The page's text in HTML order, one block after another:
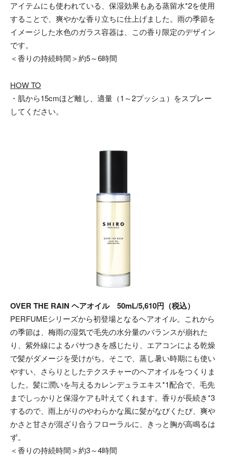
アイテムにも使われている、保湿効果もある蒸留水*2を使用
することで、爽やかな香り立ちに仕上げました。雨の季節を
イメージした水色のガラス容器は、この香り限定のデザイン
です。
＜香りの持続時間＞約5～6時間
HOW TO
・肌から15cmほど離し、適量（1～2プッシュ）をスプレー
してください。
OVER THE RAIN ヘアオイル 50mL/5,610円（税込）
PERFUMEシリーズから初登場となるヘアオイル。これから
の季節は、梅雨の湿気で毛先の水分量のバランスが崩れた
り、紫外線によるパサつきを感じたり、エアコンによる乾燥
で髪がダメージを受けがち。そこで、蒸し暑い時期にも使い
やすい、さらりとしたテクスチャーのヘアオイルをつくりま
した。髪に潤いを与えるカレンデュラエキス*1配合で、毛先
までしっかりと保湿ケアも叶えてくれます。香りが長続き*3
するので、雨上がりのやわらかな風に髪がなびくたび、爽や
かさと甘さが混ざり合うフローラルに、きっと胸が高鳴るは
ず。
＜香りの持続時間＞約3～4時間